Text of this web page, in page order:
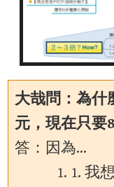
大哉問：為什
元，現在只要
答：因為…
1. 我